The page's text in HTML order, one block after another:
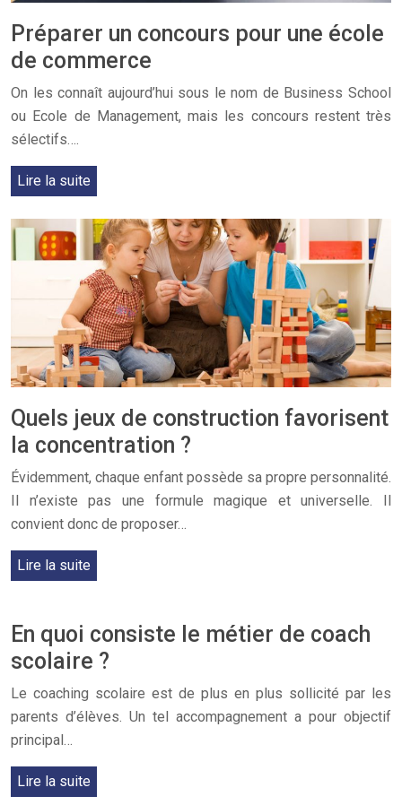
Préparer un concours pour une école
de commerce
On les connaît aujourd’hui sous le nom de Business School
ou Ecole de Management, mais les concours restent très
sélectifs….
Lire la suite
Quels jeux de construction favorisent
la concentration ?
Évidemment, chaque enfant possède sa propre personnalité.
Il n’existe pas une formule magique et universelle. Il
convient donc de proposer…
Lire la suite
En quoi consiste le métier de coach
scolaire ?
Le coaching scolaire est de plus en plus sollicité par les
parents d’élèves. Un tel accompagnement a pour objectif
principal…
Lire la suite